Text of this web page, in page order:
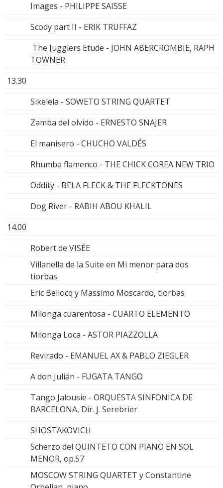
Images - PHILIPPE SAISSE
Scody part II - ERIK TRUFFAZ
The Jugglers Etude - JOHN ABERCROMBIE, RAPH
TOWNER
13.30
Sikelela - SOWETO STRING QUARTET
Zamba del olvido - ERNESTO SNAJER
El manisero - CHUCHO VALDÉS
Rhumba flamenco - THE CHICK COREA NEW TRIO
Oddity - BELA FLECK & THE FLECKTONES
Dog River - RABIH ABOU KHALIL
14.00
Robert de VISÉE
Villanella de la Suite en Mi menor para dos
tiorbas
Eric Bellocq y Massimo Moscardo, tiorbas
Milonga cuarentosa - CUARTO ELEMENTO
Milonga Loca - ASTOR PIAZZOLLA
Revirado - EMANUEL AX & PABLO ZIEGLER
A don Julián - FUGATA TANGO
Tango Jalousie - ORQUESTA SINFONICA DE
BARCELONA, Dir. J. Serebrier
SHOSTAKOVICH
Scherzo del QUINTETO CON PIANO EN SOL
MENOR, op.57
MOSCOW STRING QUARTET y Constantine